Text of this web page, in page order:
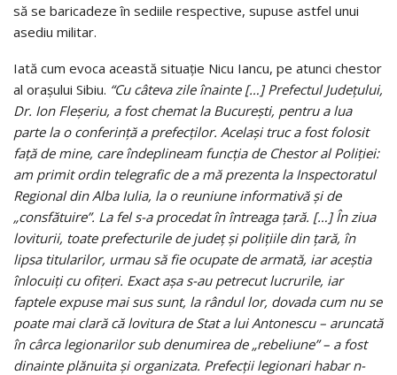
să se baricadeze în sediile respective, supuse astfel unui
asediu militar.
Iată cum evoca această situație Nicu Iancu, pe atunci chestor
al orașului Sibiu. “Cu câteva zile înainte […] Prefectul Județului,
Dr. Ion Fleșeriu, a fost chemat la București, pentru a lua
parte la o conferință a prefecților. Același truc a fost folosit
față de mine, care îndeplineam funcția de Chestor al Poliției:
am primit ordin telegrafic de a mă prezenta la Inspectoratul
Regional din Alba Iulia, la o reuniune informativă și de
„consfătuire”. La fel s-a procedat în întreaga țară. […] În ziua
loviturii, toate prefecturile de județ și polițiile din țară, în
lipsa titularilor, urmau să fie ocupate de armată, iar aceștia
înlocuiți cu ofițeri. Exact așa s-au petrecut lucrurile, iar
faptele expuse mai sus sunt, la rândul lor, dovada cum nu se
poate mai clară că lovitura de Stat a lui Antonescu – aruncată
în cârca legionarilor sub denumirea de „rebeliune” – a fost
dinainte plănuita și organizata. Prefecții legionari habar n-